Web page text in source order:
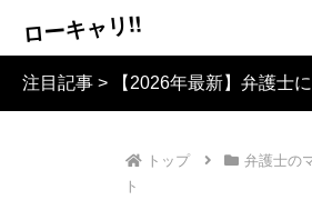
ローキャリ!!
注目記事 > 【2026年最新】弁護士
トップ 弁護士の
ト